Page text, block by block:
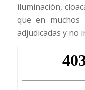
iluminación,
que en muchos
adjudicadas y no